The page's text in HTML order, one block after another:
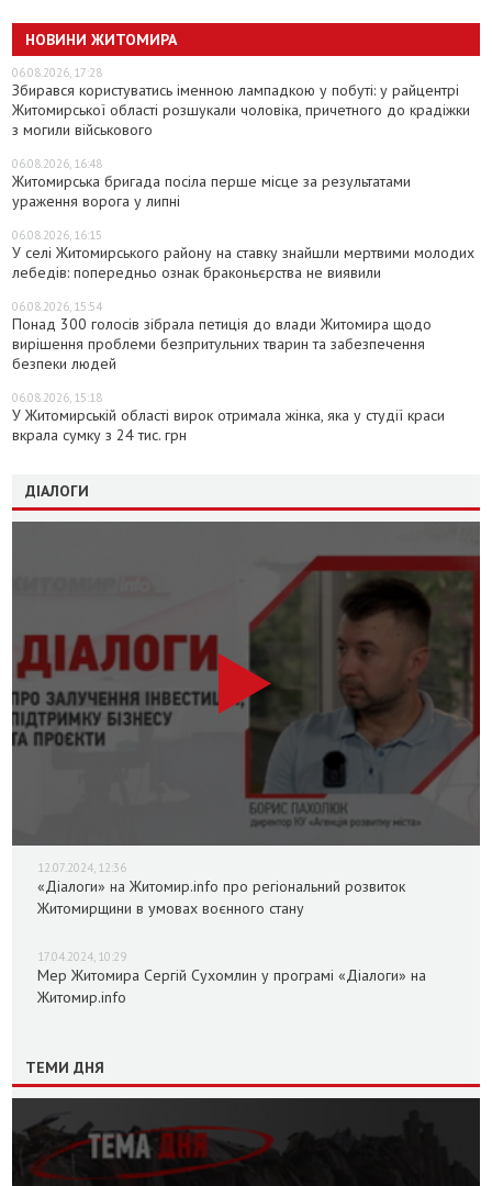
НОВИНИ ЖИТОМИРА
06.08.2026, 17:28
Збирався користуватись іменною лампадкою у побуті: у райцентрі
Житомирської області розшукали чоловіка, причетного до крадіжки
з могили військового
06.08.2026, 16:48
Житомирська бригада посіла перше місце за результатами
ураження ворога у липні
06.08.2026, 16:15
У селі Житомирського району на ставку знайшли мертвими молодих
лебедів: попередньо ознак браконьєрства не виявили
06.08.2026, 15:54
Понад 300 голосів зібрала петиція до влади Житомира щодо
вирішення проблеми безпритульних тварин та забезпечення
безпеки людей
06.08.2026, 15:18
У Житомирській області вирок отримала жінка, яка у студії краси
вкрала сумку з 24 тис. грн
ДІАЛОГИ
12.07.2024, 12:36
«Діалоги» на Житомир.info про регіональний розвиток
Житомирщини в умовах воєнного стану
17.04.2024, 10:29
Мер Житомира Сергій Сухомлин у програмі «Діалоги» на
Житомир.info
ТЕМИ ДНЯ